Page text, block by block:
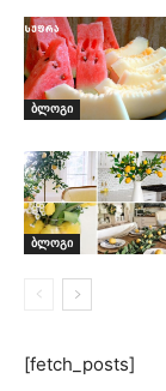
ბლოგი
ბლოგი
[fetch_posts]